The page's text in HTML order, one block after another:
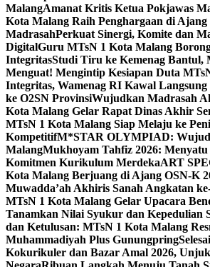
MalangAmanat Kritis Ketua Pokjawas
Kota Malang Raih Penghargaan di
MadrasahPerkuat Sinergi, Komite dan
DigitalGuru MTsN 1 Kota Malang
IntegritasStudi Tiru ke Kemenag Bantul,
Menguat! Mengintip Kesiapan Duta
Integritas, Wamenag RI Kawal
ke O2SN ProvinsiWujudkan Madrasah
Kota Malang Gelar Rapat Dinas Akhir
MTsN 1 Kota Malang Siap Melaju ke
KompetitifM*STAR OLYMPIAD:
MalangMukhoyam Tahfiz 2026:
Komitmen Kurikulum MerdekaART
Kota Malang Berjuang di Ajang OSN-K
Muwadda’ah Akhiris Sanah Angkatan
MTsN 1 Kota Malang Gelar Upacara
Tanamkan Nilai Syukur dan Kepedulian
dan Ketulusan: MTsN 1 Kota Malang
Muhammadiyah Plus Gunungpring
Kokurikuler dan Bazar Amal 2026,